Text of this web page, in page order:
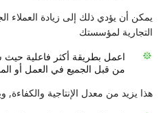
يمكن أن يؤدي ذلك إلى زيادة العملاء
التجارية لمؤسستك
اعمل بطريقة أكثر فاعلية حيث
من قبل الجميع في العمل أو
هذا يزيد من معدل الإنتاجية والكفاءة,